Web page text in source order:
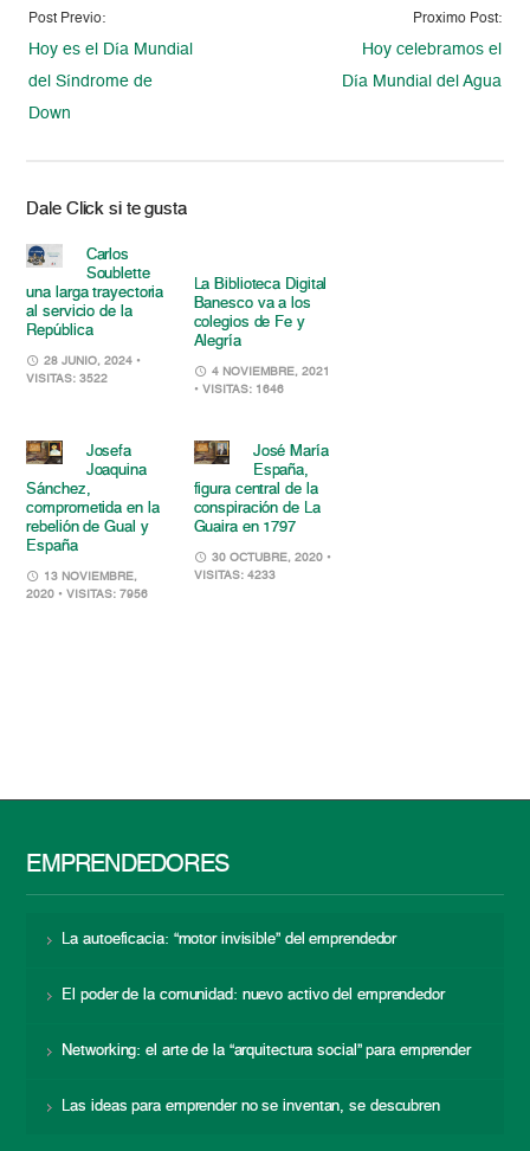
Post Previo:
Hoy es el Día Mundial
del Síndrome de
Down
Proximo Post:
Hoy celebramos el
Día Mundial del Agua
Dale Click si te gusta
Carlos
Soublette
una larga trayectoria
al servicio de la
República
28 JUNIO, 2024 •
VISITAS: 3522
La Biblioteca Digital
Banesco va a los
colegios de Fe y
Alegría
4 NOVIEMBRE, 2021
• VISITAS: 1646
Josefa
Joaquina
Sánchez,
comprometida en la
rebelión de Gual y
España
13 NOVIEMBRE,
2020 • VISITAS: 7956
José María
España,
figura central de la
conspiración de La
Guaira en 1797
30 OCTUBRE, 2020 •
VISITAS: 4233
EMPRENDEDORES
La autoeficacia: “motor invisible” del emprendedor
El poder de la comunidad: nuevo activo del emprendedor
Networking: el arte de la “arquitectura social” para emprender
Las ideas para emprender no se inventan, se descubren